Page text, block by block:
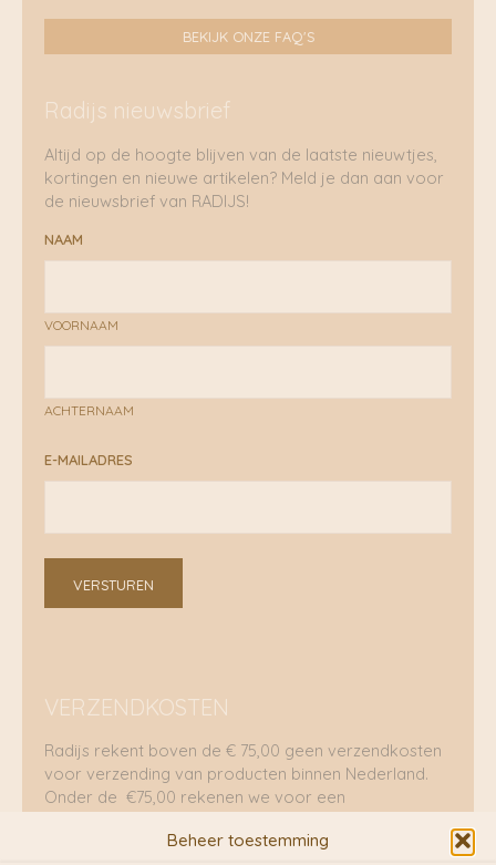
Beheer toestemming
BEKIJK ONZE FAQ'S
Radijs nieuwsbrief
Altijd op de hoogte blijven van de laatste nieuwtjes,
kortingen en nieuwe artikelen? Meld je dan aan voor
de nieuwsbrief van RADIJS!
NAAM
VOORNAAM
ACHTERNAAM
E-MAILADRES
VERSTUREN
VERZENDKOSTEN
Radijs rekent boven de € 75,00 geen verzendkosten
voor verzending van producten binnen Nederland.
Onder de €75,00 rekenen we voor een